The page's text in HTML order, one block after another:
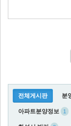
전체게시판 분
아파트분양정보 1